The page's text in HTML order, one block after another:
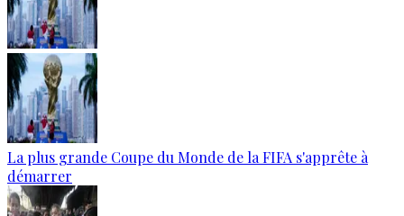
La plus grande Coupe du Monde de la FIFA s'apprête à
démarrer